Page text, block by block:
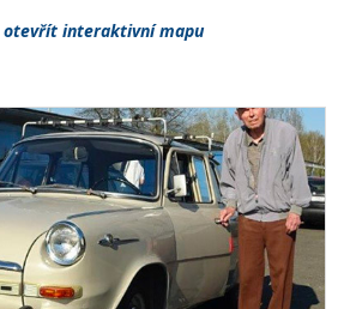
otevřít interaktivní mapu